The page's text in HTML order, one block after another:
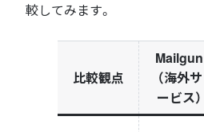
較してみます。
比較観点
Mailgun
（海外サ
ービス）